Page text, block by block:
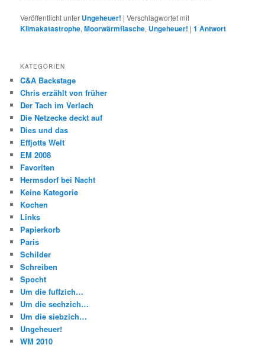
Veröffentlicht unter Ungeheuer! |Verschlagwortet mit
Klimakatastrophe,Moorwärmflasche, Ungeheuer! |1 Antwort
KATEGORIEN
C&A Backstage
Chris erzählt von früher
Der Tach im Verlach
Die Netzecke deckt auf
Dies und das
Effjotts Welt
EM 2008
Favoriten
Hermsdorf bei Nacht
Keine Kategorie
Kochen
Links
Papierkorb
Paris
Schilder
Schreiben
Spocht
Um die fuffzich…
Um die sechzich…
Um die siebzich…
Ungeheuer!
WM 2010